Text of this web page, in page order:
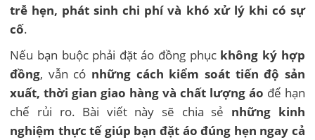
trễ hẹn, phát sinh chi phí và khó xử lý khi có sự
cố.
Nếu bạn buộc phải đặt áo đồng phục không ký hợp
đồng, vẫn có những cách kiểm soát tiến độ sản
xuất, thời gian giao hàng và chất lượng áo để hạn
chế rủi ro. Bài viết này sẽ chia sẻ những kinh
nghiệm thực tế giúp bạn đặt áo đúng hẹn ngay cả